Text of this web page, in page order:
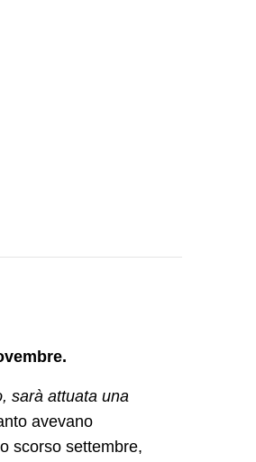
sarà attuata una
avevano
scorso settembre,